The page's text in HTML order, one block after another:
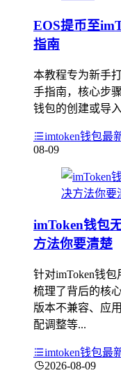
EOS提币至
指南
本教程专为新手
手指南，核心步
钱包的创建或导
imtoken钱包最
08-09
imToken钱包
方法你要清楚
针对imToken钱
梳理了背后的核
版本不兼容、应
配调整等...
imtoken钱包最
2026-08-09